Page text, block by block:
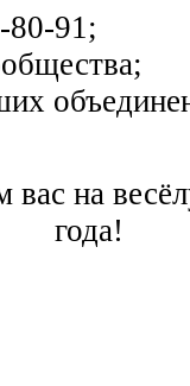
80-91;
на
года!